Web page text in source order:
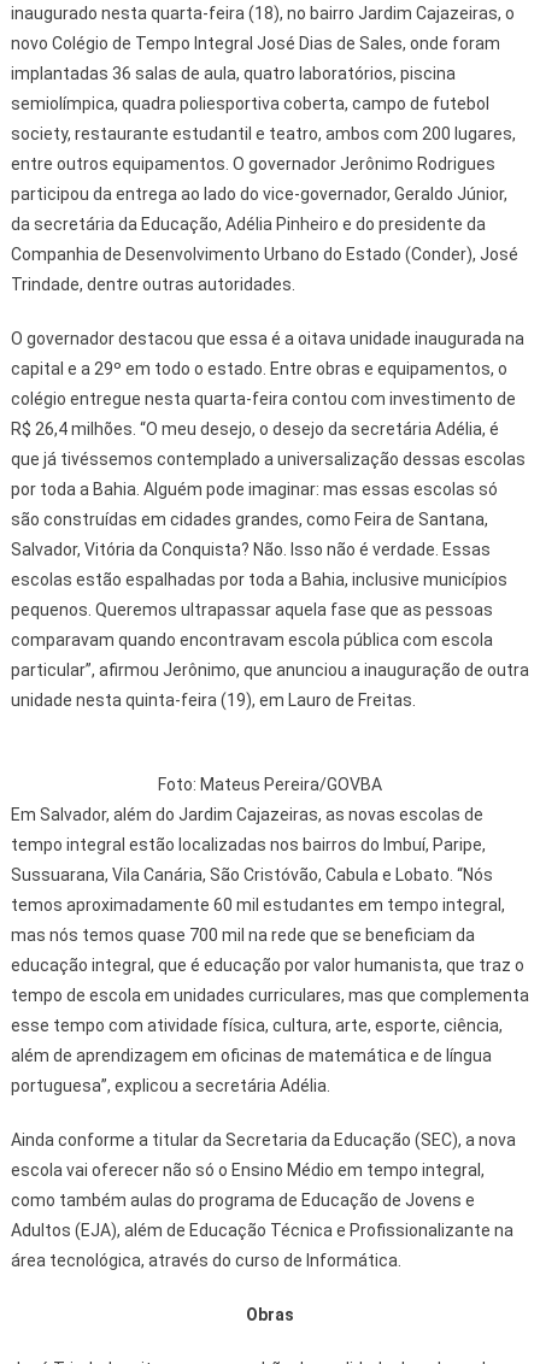
inaugurado nesta quarta-feira (18), no bairro Jardim Cajazeiras, o
novo Colégio de Tempo Integral José Dias de Sales, onde foram
implantadas 36 salas de aula, quatro laboratórios, piscina
semiolímpica, quadra poliesportiva coberta, campo de futebol
society, restaurante estudantil e teatro, ambos com 200 lugares,
entre outros equipamentos. O governador Jerônimo Rodrigues
participou da entrega ao lado do vice-governador, Geraldo Júnior,
da secretária da Educação, Adélia Pinheiro e do presidente da
Companhia de Desenvolvimento Urbano do Estado (Conder), José
Trindade, dentre outras autoridades.
O governador destacou que essa é a oitava unidade inaugurada na
capital e a 29º em todo o estado. Entre obras e equipamentos, o
colégio entregue nesta quarta-feira contou com investimento de
R$ 26,4 milhões. “O meu desejo, o desejo da secretária Adélia, é
que já tivéssemos contemplado a universalização dessas escolas
por toda a Bahia. Alguém pode imaginar: mas essas escolas só
são construídas em cidades grandes, como Feira de Santana,
Salvador, Vitória da Conquista? Não. Isso não é verdade. Essas
escolas estão espalhadas por toda a Bahia, inclusive municípios
pequenos. Queremos ultrapassar aquela fase que as pessoas
comparavam quando encontravam escola pública com escola
particular”, afirmou Jerônimo, que anunciou a inauguração de outra
unidade nesta quinta-feira (19), em Lauro de Freitas.
Foto: Mateus Pereira/GOVBA
Em Salvador, além do Jardim Cajazeiras, as novas escolas de
tempo integral estão localizadas nos bairros do Imbuí, Paripe,
Sussuarana, Vila Canária, São Cristóvão, Cabula e Lobato. “Nós
temos aproximadamente 60 mil estudantes em tempo integral,
mas nós temos quase 700 mil na rede que se beneficiam da
educação integral, que é educação por valor humanista, que traz o
tempo de escola em unidades curriculares, mas que complementa
esse tempo com atividade física, cultura, arte, esporte, ciência,
além de aprendizagem em oficinas de matemática e de língua
portuguesa”, explicou a secretária Adélia.
Ainda conforme a titular da Secretaria da Educação (SEC), a nova
escola vai oferecer não só o Ensino Médio em tempo integral,
como também aulas do programa de Educação de Jovens e
Adultos (EJA), além de Educação Técnica e Profissionalizante na
área tecnológica, através do curso de Informática.
Obras